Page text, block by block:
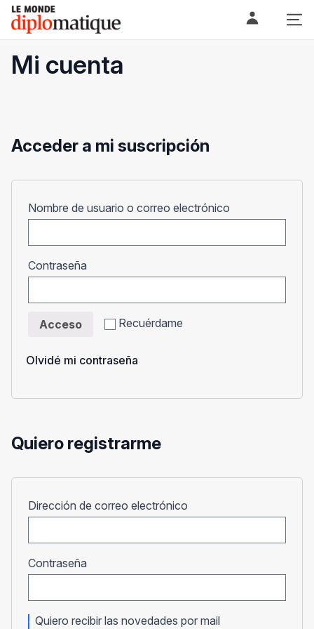
Skip
content
Le monde diplomatique
Mi cuenta
Acceder a mi suscripción
Nombre de usuario o correo electrónico
Contraseña
Recuérdame
Acceso
Olvidé mi contraseña
Quiero registrarme
Dirección de correo electrónico
Contraseña
Quiero recibir las novedades por mail